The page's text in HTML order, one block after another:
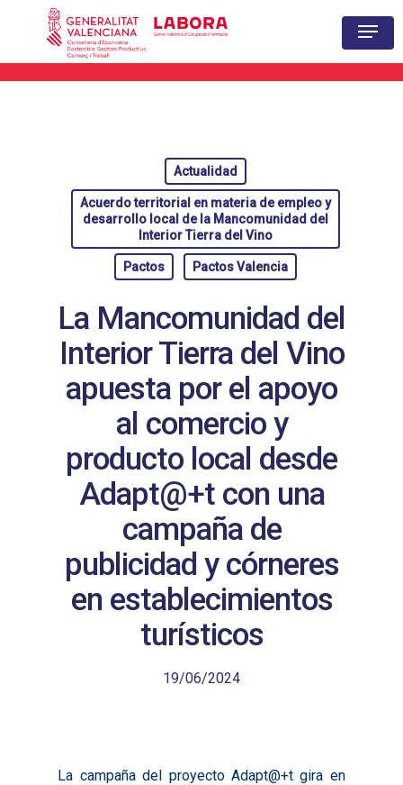
Actualidad
Acuerdo territorial en materia de empleo y
desarrollo local de la Mancomunidad del
Interior Tierra del Vino
Pactos Pactos Valencia
La Mancomunidad del
Interior Tierra del Vino
apuesta por el apoyo
al comercio y
producto local desde
Adapt@+t con una
campaña de
publicidad y córneres
en establecimientos
turísticos
19/06/2024
La campaña del proyecto Adapt@+t gira en